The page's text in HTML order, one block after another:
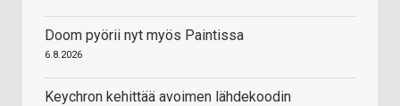
Doom pyörii nyt myös Paintissa
6.8.2026
Keychron kehittää avoimen lähdekoodin